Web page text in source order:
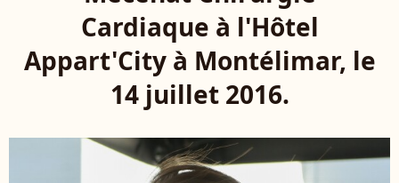
Cardiaque à l'Hôtel
Appart'City à Montélimar, le
14 juillet 2016.